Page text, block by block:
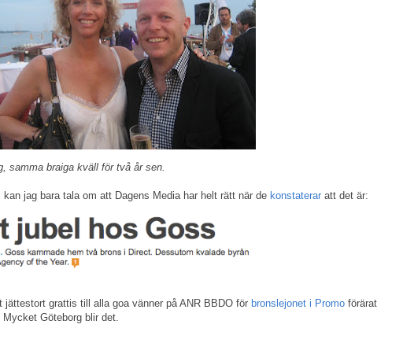
samma braiga kväll för två år sen.
jag bara tala om att Dagens Media har helt rätt när de konstaterar att det är:
jättestort grattis till alla goa vänner på ANR BBDO för bronslejonet i Promo förärat
Göteborg blir det.